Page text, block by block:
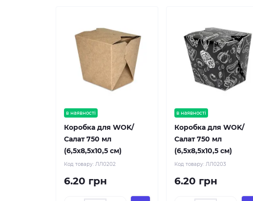
в наявності
Коробка для WOK/
Салат 750 мл
(6,5х8,5х10,5 см)
Код товару: ЛЛ0202
6.20 грн
в наявності
Коробка для WOK/
Салат 750 мл
(6,5х8,5х10,5 см)
Код товару:ЛЛ0203
6.20 грн